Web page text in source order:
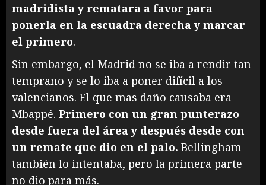
madridista y rematara a favor para
ponerla en la escuadra derecha y marcar
el primero.
Sin embargo, el Madrid no se iba a rendir tan
temprano y se lo iba a poner difícil a los
valencianos. El que mas daño causaba era
Mbappé. Primero con un gran punterazo
desde fuera del área y después desde con
un remate que dio en el palo. Bellingham
también lo intentaba, pero la primera parte
no dio para más.